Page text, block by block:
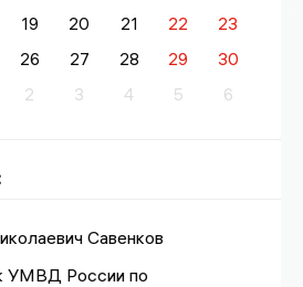
19 20 21 22
23
26 27 28 29
30
2 3 4 5 6
Савенков
УМВД России по